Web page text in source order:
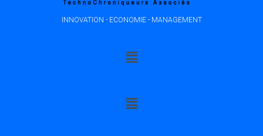
INNOVATION - ECONOMIE - MANAGEMENT